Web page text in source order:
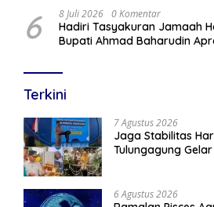
6 8 Juli 2026 0 Komentar
Hadiri Tasyakuran Jamaah
Bupati Ahmad Baharudin
Terkini
7 Agustus 2026
Jaga Stabilitas
Tulungagung
6 Agustus 2026